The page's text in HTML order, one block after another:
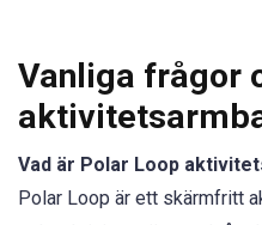
Vanliga frågor
Vad är Polar Loop
Polar Loop är ett skärmfritt